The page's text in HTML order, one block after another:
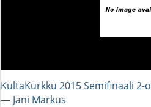
KultaKurkku 2015 Semifinaali 2-
― Jani Markus